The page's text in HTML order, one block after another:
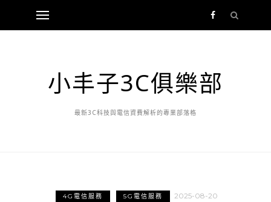
小丰子3C俱樂部
最新3C科技與電信資費解析的專業部落格
4G電信服務 5G電信服務 2025-08-20